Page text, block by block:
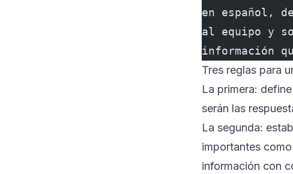
en español,
al equipo y
información
Tres reglas para
La primera:
serán las
La segunda:
importantes
información con